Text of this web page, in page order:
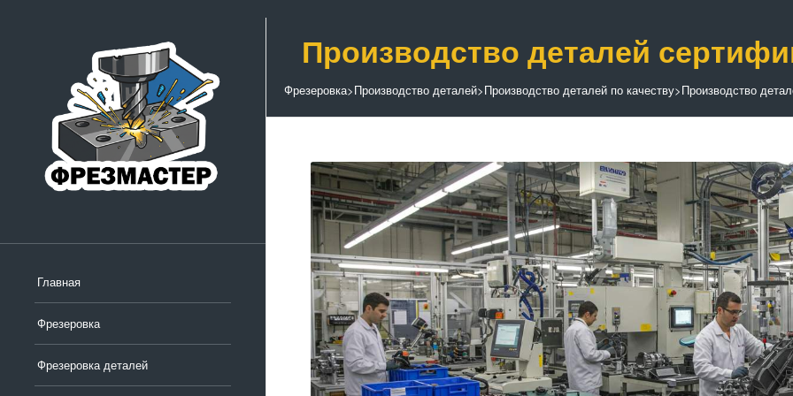
Главная
Фрезеровка
Фрезеровка деталей
Производство деталей
Фрезеровка>Производство деталей>Производство деталей по качеству>Производство